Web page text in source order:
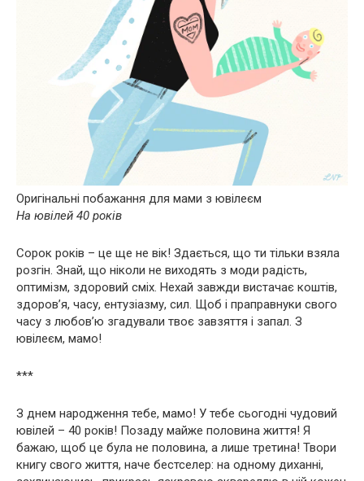
Оригінальні побажання для мами з ювілеєм
На ювілей 40 років
Сорок років – це ще не вік! Здається, що ти тільки взяла
розгін. Знай, що ніколи не виходять з моди радість,
оптимізм, здоровий сміх. Нехай завжди вистачає коштів,
здоров’я, часу, ентузіазму, сил. Щоб і праправнуки свого
часу з любов’ю згадували твоє завзяття і запал. З
ювілеєм, мамо!
***
З днем ​​народження тебе, мамо! У тебе сьогодні чудовий
ювілей – 40 років! Позаду майже половина життя! Я
бажаю, щоб це була не половина, а лише третина! Твори
книгу свого життя, наче бестселер: на одному диханні,